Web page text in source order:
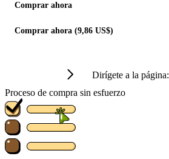
Comprar ahora
Comprar ahora (9,86 US$)
Dirígete a la página:
Proceso de compra sin esfuerzo